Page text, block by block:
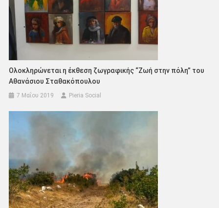
Ολοκληρώνεται η έκθεση ζωγραφικής “Ζωή στην πόλη” του
Αθανάσιου Σταθακόπουλου
7 Μαΐου 2019 Pieria Social